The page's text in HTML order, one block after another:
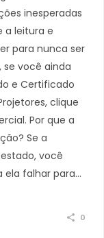
inesperadas
a leitura e
para nunca ser
se você ainda
e Certificado
clique
Por que a
Se a
você
ela falhar para…
0